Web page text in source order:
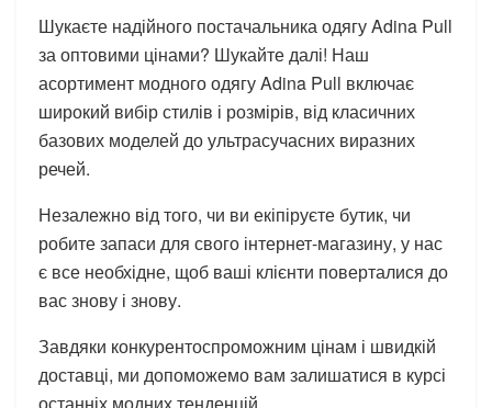
Шукаєте надійного постачальника одягу Adina Pull
за оптовими цінами? Шукайте далі! Наш
асортимент модного одягу Adina Pull включає
широкий вибір стилів і розмірів, від класичних
базових моделей до ультрасучасних виразних
речей.
Незалежно від того, чи ви екіпіруєте бутик, чи
робите запаси для свого інтернет-магазину, у нас
є все необхідне, щоб ваші клієнти поверталися до
вас знову і знову.
Завдяки конкурентоспроможним цінам і швидкій
доставці, ми допоможемо вам залишатися в курсі